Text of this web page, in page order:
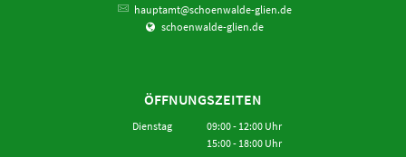
hauptamt@schoenwalde-glien.de
schoenwalde-glien.de
ÖFFNUNGSZEITEN
Dienstag 09:00- 12:00Uhr
Von 09:00 bis 12:00 Uhr
15:00- 18:00Uhr